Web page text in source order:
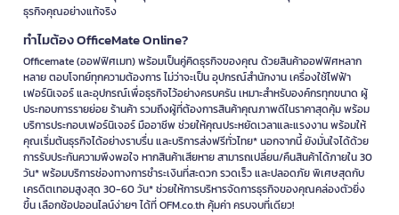
ธุรกิจคุณอย่างแท้จริง
ทำไมต้อง OfficeMate Online?
Officemate (ออฟฟิศเมท) พร้อมเป็นคู่คิดธุรกิจของคุณ ด้วยสินค้าออฟฟิศหลาก
หลาย ตอบโจทย์ทุกความต้องการ ไม่ว่าจะเป็น อุปกรณ์สำนักงาน เครื่องใช้ไฟฟ้า
เฟอร์นิเจอร์ และอุปกรณ์เพื่อธุรกิจไว้อย่างครบครัน เหมาะสำหรับองค์กรทุกขนาด ผู้
ประกอบการรายย่อย ร้านค้า รวมถึงผู้ที่ต้องการสินค้าคุณภาพดีในราคาสุดคุ้ม พร้อม
บริการประกอบเฟอร์นิเจอร์ มืออาชีพ ช่วยให้คุณประหยัดเวลาและแรงงาน พร้อมให้
คุณเริ่มต้นธุรกิจได้อย่างราบรื่น และบริการส่งฟรีทั่วไทย* นอกจากนี้ ยังมั่นใจได้ด้วย
การรับประกันความพึงพอใจ หากสินค้าเสียหาย สามารถเปลี่ยน/คืนสินค้าได้ภายใน 30
วัน* พร้อมบริการช่องทางการชำระเงินที่สะดวก รวดเร็ว และปลอดภัย พิเศษสุดกับ
เครดิตเทอมสูงสุด 30-60 วัน* ช่วยให้การบริหารจัดการธุรกิจของคุณคล่องตัวยิ่ง
ขึ้น เลือกช้อปออนไลน์ง่ายๆ ได้ที่ OFM.co.th คุ้มค่า ครบจบที่เดียว!